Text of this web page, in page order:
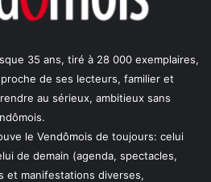
35 ans, tiré à 28 000 exemplaires,
de ses lecteurs, familier et
au sérieux, ambitieux sans
le Vendômois de toujours: celui
de demain (agenda, spectacles,
et manifestations diverses,